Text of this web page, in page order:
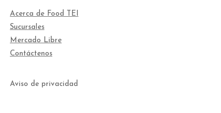
Acerca de Food TEI
Sucursales
Mercado Libre
Contáctenos
Aviso de privacidad